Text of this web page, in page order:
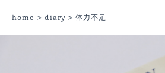
home > diary > 体力不足